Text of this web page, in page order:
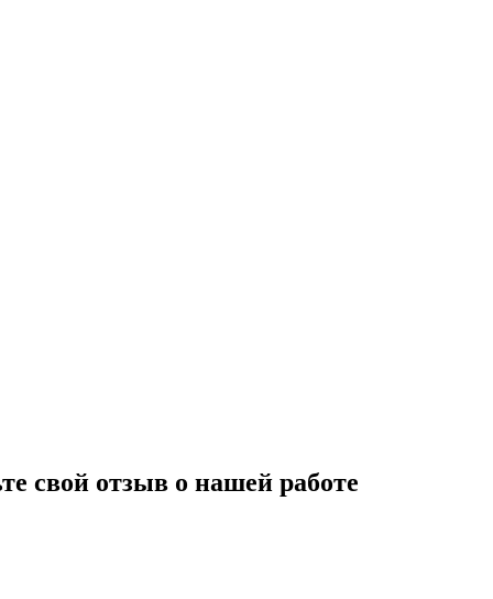
свой отзыв о нашей работе